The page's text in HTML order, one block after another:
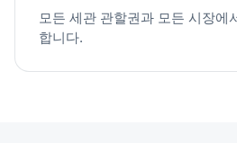
모든 세관 관할권과 모든 시장에
합니다.